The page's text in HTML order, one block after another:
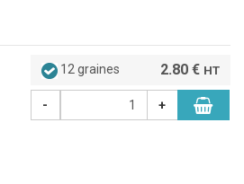
12 graines 2.80 € HT
- +